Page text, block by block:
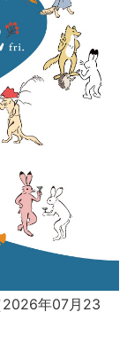
2026年07月23